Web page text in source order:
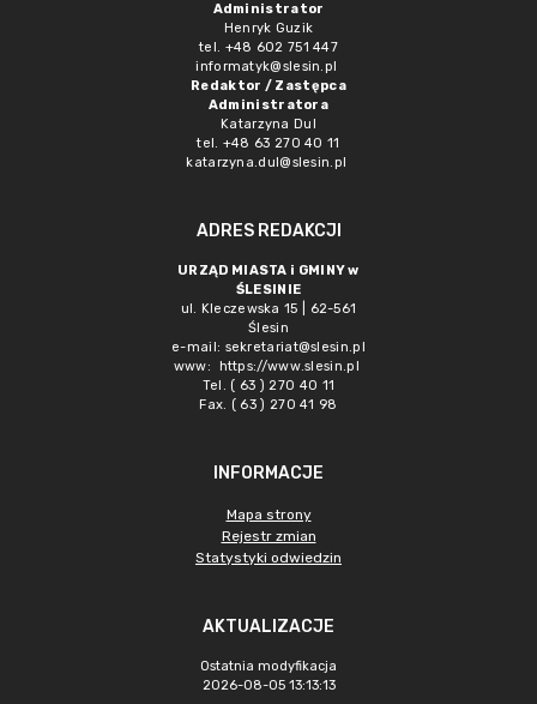
Administrator
Henryk Guzik
tel. +48 602 751 447
informatyk@slesin.pl
Redaktor / Zastępca
Administratora
Katarzyna Dul
tel. +48 63 270 40 11
katarzyna.dul@slesin.pl
ADRES REDAKCJI
URZĄD MIASTA i GMINY w
ŚLESINIE
ul. Kleczewska 15 | 62-561
Ślesin
e-mail: sekretariat@slesin.pl
www:
https://www.slesin.pl
Tel. ( 63 ) 270 40 11
Fax. ( 63 ) 270 41 98
INFORMACJE
Mapa strony
Rejestr zmian
Statystyki odwiedzin
AKTUALIZACJE
Ostatnia modyfikacja
2026-08-05 13:13:13